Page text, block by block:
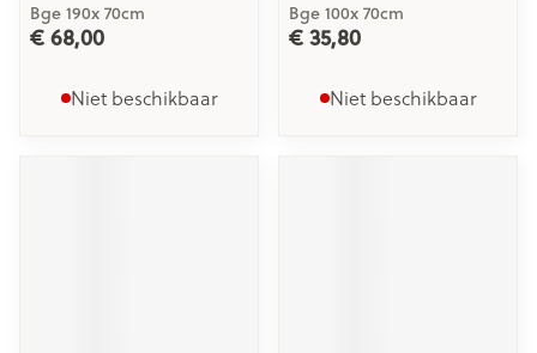
Bge 190x 70cm
€ 68,00
Niet beschikbaar
Bge 100x 70cm
€ 35,80
Niet beschikbaar